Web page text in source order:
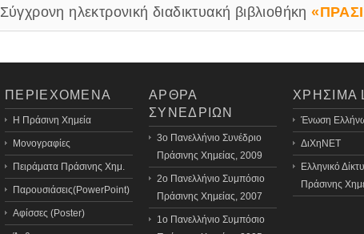
Σύγχρονη ηλεκτρονική διαδικτυακή βιβλιοθήκη
ΠΕΡΙΕΧΟΜΕΝΑ
H Πράσινη Χημεία
Μονογραφίες
Πειράματα Πράσινης Χημ.
Παρουσιάσεις(PowerPoint)
Αφίσσες (Poster)
ΑΡΘΡΑ
ΣΥΝΕΔΡΙΩΝ
3o Πανελλήνιο Συνέδριο
Πράσινης Χημείας, 2009
2ο Πανελλήνιο Συμπόσιο
Πράσινης Χημείας, 2007
1ο Πανελλήνιο Συμπόσιο
ΧΡΗΣΙΜΑ
Ένωση
ΔιΧηΝΕΤ
Ελληνικό
Πράσινης